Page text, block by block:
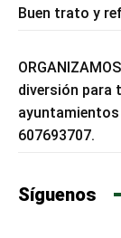
Buen trato y
diversión para
607693707.
Síguenos